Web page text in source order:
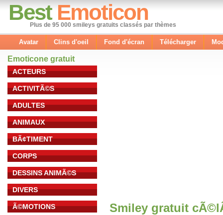
Best Emoticon
Plus de 95 000 smileys gratuits classés par thèmes
Avatar Clins d'oeil Fond d'écran Télécharger
Emoticone gratuit
ACTEURS
ACTIVITÃ©S
ADULTES
ANIMAUX
BÃ¢TIMENT
CORPS
DESSINS ANIMÃ©S
DIVERS
Ã©MOTIONS Smiley gratuit